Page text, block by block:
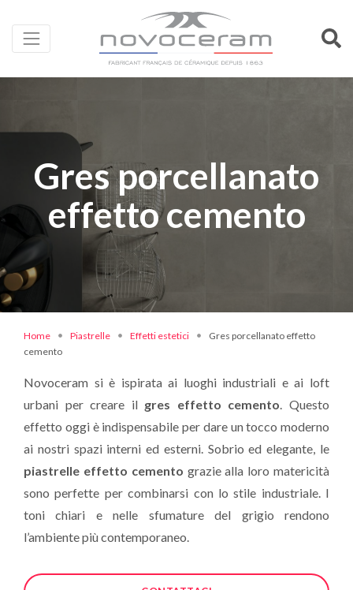
Gres porcellanato
effetto cemento
Home Piastrelle Effetti estetici
Gres porcellanato effetto
cemento
Novoceram si è ispirata ai luoghi industriali e ai loft
urbani per creare il gres effetto cemento. Questo
effetto oggi è indispensabile per dare un tocco moderno
ai nostri spazi interni ed esterni. Sobrio ed elegante, le
piastrelle effetto cemento grazie alla loro matericità
sono perfette per combinarsi con lo stile industriale. I
toni chiari e nelle sfumature del grigio rendono
l’ambiente più contemporaneo.